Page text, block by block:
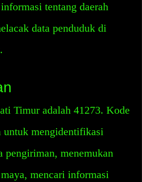
tentang daerah
data penduduk di
Timur adalah 41273. Kode
untuk mengidentifikasi
pengiriman, menemukan
mencari informasi